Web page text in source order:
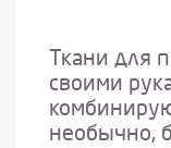
Ткани для
своими
необычно,